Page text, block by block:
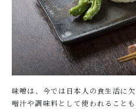
味噌は、今では日本人の食生活に
噌󠄀汁や調味料として使われること